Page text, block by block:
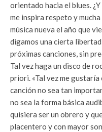
orientado hacia el blues.
me inspira respeto y
música nueva el año que
digamos una cierta
próximas canciones, sin
Tal vez haga un disco de
priori. «Tal vez me
canción no sea tan
no sea la forma básica
quisiera ser un obrero y
placentero y con mayor